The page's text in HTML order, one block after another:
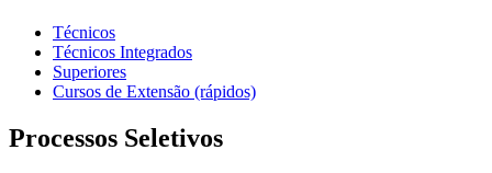
Técnicos
Técnicos Integrados
Superiores
Cursos de Extensão (rápidos)
Processos Seletivos